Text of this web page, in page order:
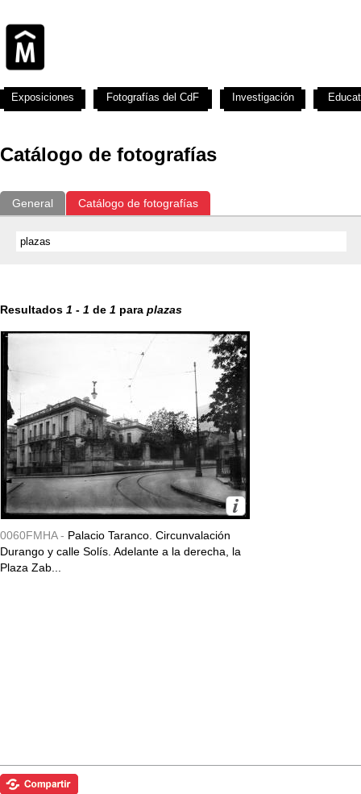
Catálogo de fotografías
General Catálogo de fotografías
Resultados 1 - 1 de 1 para plazas
0060FMHA - Palacio Taranco. Circunvalación
Durango y calle Solís. Adelante a la derecha, la
Plaza Zab...
Exposiciones Fotografías del CdF Investigación